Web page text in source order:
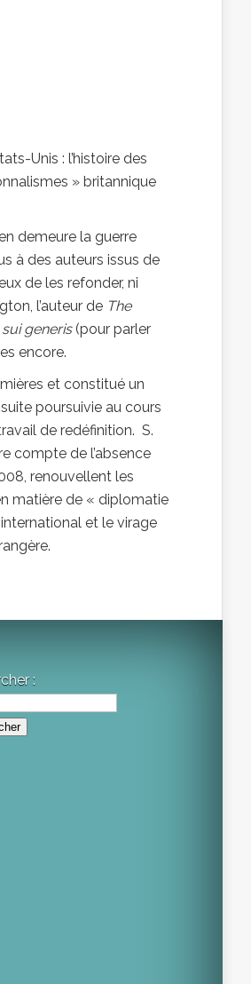
Unis : l’histoire des
» britannique
demeure la guerre
à des auteurs issus de
de les refonder, ni
l’auteur de The
sui generis(pour parler
encore.
et constitué un
poursuivie au cours
de redéfinition. S.
compte de l’absence
renouvellent les
matière de « diplomatie
international et le virage
: